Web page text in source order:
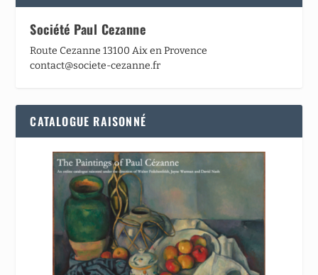
Société Paul Cezanne
Route Cezanne 13100 Aix en Provence
contact@societe-cezanne.fr
CATALOGUE RAISONNÉ